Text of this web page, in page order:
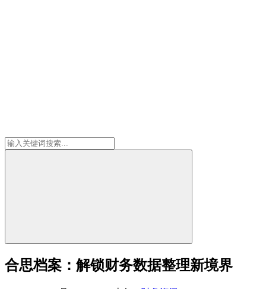
合思档案：解锁财务数据整理新境界